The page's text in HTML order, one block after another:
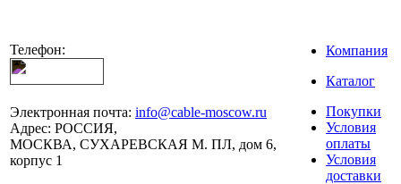
Телефон:
Электронная почта: info@cable-moscow.ru
Адрес: РОССИЯ,
МОСКВА, СУХАРЕВСКАЯ М. ПЛ, дом 6,
корпус 1
Компания
Каталог
Покупки
Условия
оплаты
Условия
доставки